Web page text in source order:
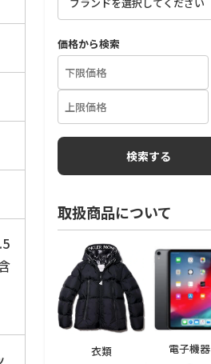
価格から検索
取扱商品について
衣類 電子機器